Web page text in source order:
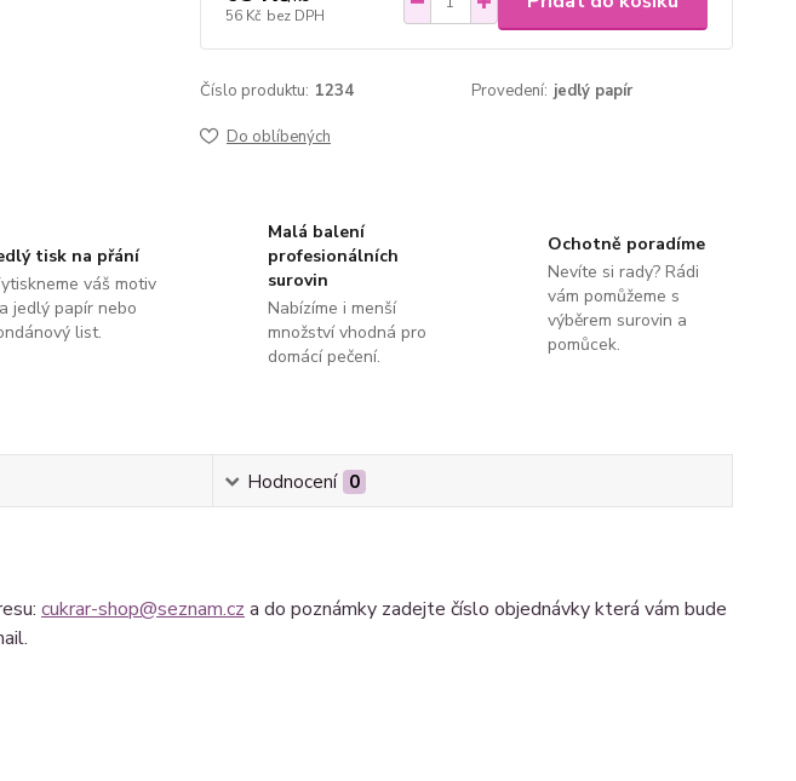
56 Kč bez DPH
Číslo produktu: 1234 Provedení: jedlý papír
Do oblíbených
tisk na přání
váš motiv
jedlý papír nebo
list.
Malá balení
profesionálních
surovin
Nabízíme i menší
množství vhodná pro
domácí pečení.
Ochotně poradíme
Nevíte si rady? Rádi
vám pomůžeme s
výběrem surovin a
pomůcek.
Hodnocení 0
cukrar-shop@seznam.cz a do poznámky zadejte číslo objednávky která vám bude